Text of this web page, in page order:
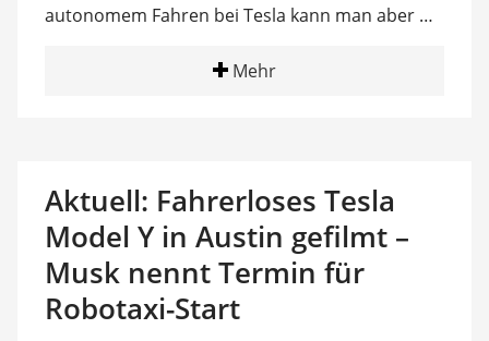
autonomem Fahren bei Tesla kann man aber …
Mehr
Aktuell: Fahrerloses Tesla
Model Y in Austin gefilmt –
Musk nennt Termin für
Robotaxi-Start